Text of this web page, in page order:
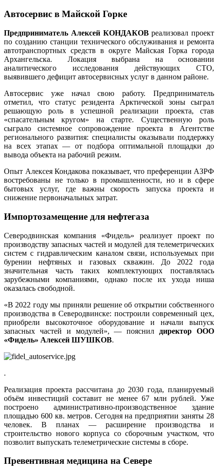
Автосервис в Майской Горке
Предприниматель Алексей КОНДАКОВреализовал проект
по созданию станции технического обслуживания и ремонта
автотранспортных средств в округе Майская Горка города
Архангельска. Локация выбрана на основании
аналитического исследования действующих СТО,
выявившего дефицит автосервисных услуг в данном районе.
Автосервис уже начал свою работу. Предприниматель
отметил, что статус резидента Арктической зоны сыграл
решающую роль в успешной реализации проекта, став
«спасательным кругом» на старте. Существенную роль
сыграло системное сопровождение проекта в Агентстве
регионального развития: специалисты оказывали поддержку
на всех этапах — от подбора оптимальной площадки до
вывода объекта на рабочий режим.
Опыт Алексея Кондакова показывает, что преференции АЗРФ
востребованы не только в промышленности, но и в сфере
бытовых услуг, где важны скорость запуска проекта и
снижение первоначальных затрат.
Импортозамещение для нефтегаза
Северодвинская компания «Фидель» реализует проект по
производству запасных частей и модулей для телеметрических
систем с гидравлическим каналом связи, используемых при
бурении нефтяных и газовых скважин. До 2022 года
значительная часть таких комплектующих поставлялась
зарубежными компаниями, однако после их ухода ниша
оказалась свободной.
«В 2022 году мы приняли решение об открытии собственного
производства в Северодвинске: построили современный цех,
приобрели высокоточное оборудование и начали выпуск
запасных частей и модулей», — пояснил директор ООО
«Фидель» Алексей ШУШКОВ.
.
Реализация проекта рассчитана до 2030 года, планируемый
объём инвестиций составит не менее 67 млн рублей. Уже
построено административно-производственное здание
площадью 600 кв. метров. Сегодня на предприятии заняты 28
человек. В планах — расширение производства и
строительство нового корпуса со сборочным участком, что
позволит выпускать телеметрические системы в сборе.
Превентивная медицина на Севере